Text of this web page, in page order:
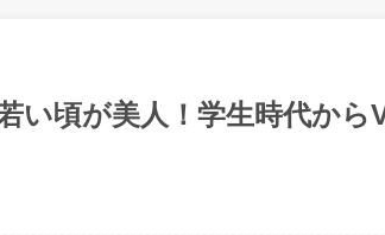
い頃が美人！学生時代か